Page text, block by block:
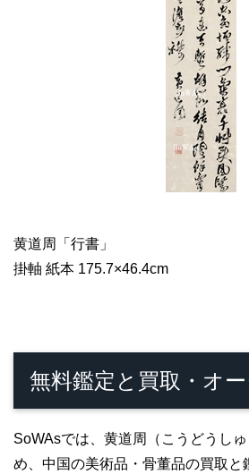
黄道周「行書」
掛軸 紙本 175.7×46.4cm
無料鑑定と買取・オ
SoWAsでは、黄道周（こうどうし
め、中国の美術品・骨董品の買取と